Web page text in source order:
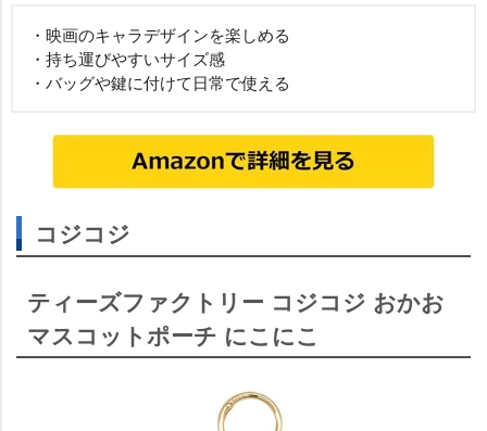
・映画のキャラデザインを楽しめる
・持ち運びやすいサイズ感
・バッグや鍵に付けて日常で使える
コジコジ
ティーズファクトリー コジコジ おかお
マスコットポーチ にこにこ